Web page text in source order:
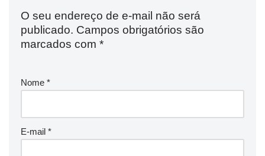
O seu endereço de e-mail não será
publicado. Campos obrigatórios são
marcados com *
Nome *
E-mail *